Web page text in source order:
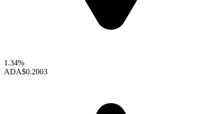
1.34%
ADA$0.2003